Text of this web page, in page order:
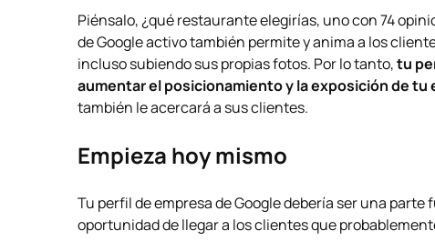
Piénsalo, ¿qué restaurante elegirías, uno con 74
de Google activo también permite y anima a los
incluso subiendo sus propias fotos. Por lo tanto,tu
aumentar el posicionamiento y la exposición de tu
también le acercará a sus clientes.
Empieza hoy mismo
Tu perfil de empresa de Google debería ser una
oportunidad de llegar a los clientes que